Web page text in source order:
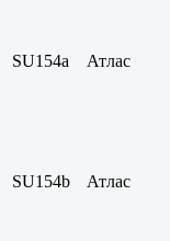
SU154a Атлас
SU154b Атлас